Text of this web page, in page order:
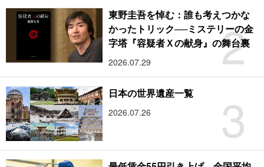
2
東野圭吾を悼む：誰も考えつかな
かったトリック──ミステリーの金
字塔『容疑者Ｘの献身』の舞台裏
2026.07.29
3
日本の世界遺産一覧
2026.07.26